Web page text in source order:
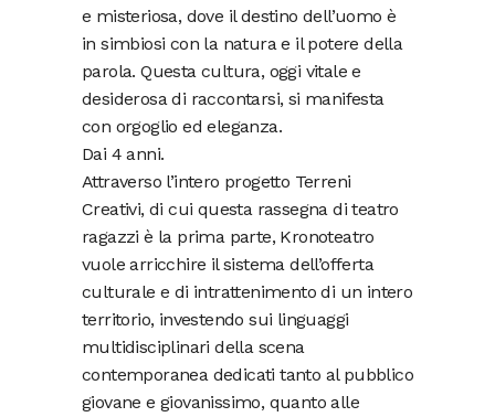
e misteriosa, dove il destino dell’uomo è
in simbiosi con la natura e il potere della
parola. Questa cultura, oggi vitale e
desiderosa di raccontarsi, si manifesta
con orgoglio ed eleganza.
Dai 4 anni.
Attraverso l’intero progetto Terreni
Creativi, di cui questa rassegna di teatro
ragazzi è la prima parte, Kronoteatro
vuole arricchire il sistema dell’offerta
culturale e di intrattenimento di un intero
territorio, investendo sui linguaggi
multidisciplinari della scena
contemporanea dedicati tanto al pubblico
giovane e giovanissimo, quanto alle